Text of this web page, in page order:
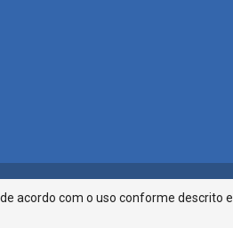
- Rua Monsenhor Silveira 276, Bairro São
acordo com o uso conforme descrito